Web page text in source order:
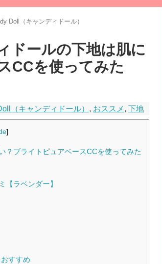
Doll（キャンディドール）
ドールの下地は肌に
CCを使ってみた
（キャンディドール） , おススメ , 下地
]
？ブライトピュアベースCCを使ってみた
【ラベンダー】
すすめ